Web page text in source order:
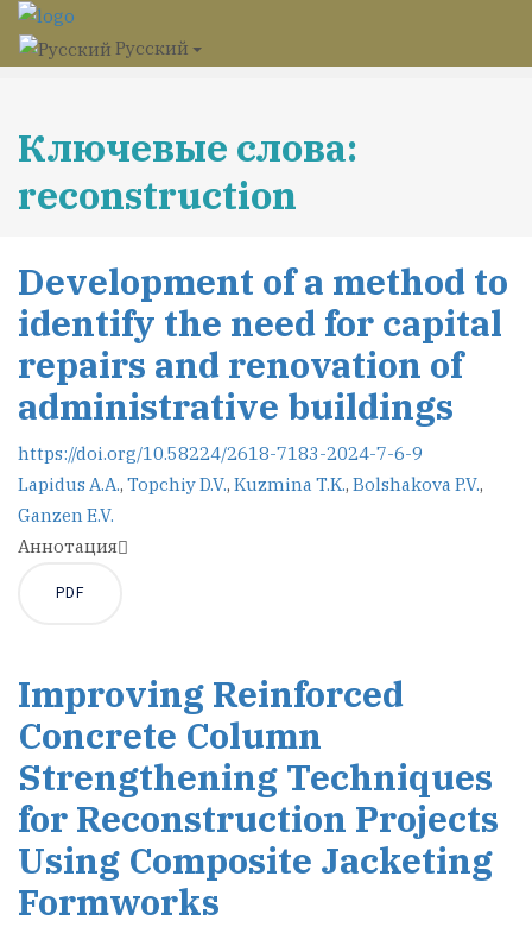
Русский
Ключевые слова:
reconstruction
Development of a method to
identify the need for capital
repairs and renovation of
administrative buildings
https://doi.org/10.58224/2618-7183-2024-7-6-9
Lapidus A.A., Topchiy D.V., Kuzmina T.K., Bolshakova P.V.,
Ganzen E.V.
Аннотация
PDF
Improving Reinforced
Concrete Column
Strengthening Techniques
for Reconstruction Projects
Using Composite Jacketing
Formworks